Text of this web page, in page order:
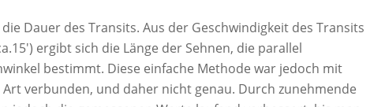
Dauer des Transits. Aus der Geschwindigkeit des Transits
ergibt sich die Länge der Sehnen, die parallel
bestimmt. Diese einfache Methode war jedoch mit
verbunden, und daher nicht genau. Durch zunehmende